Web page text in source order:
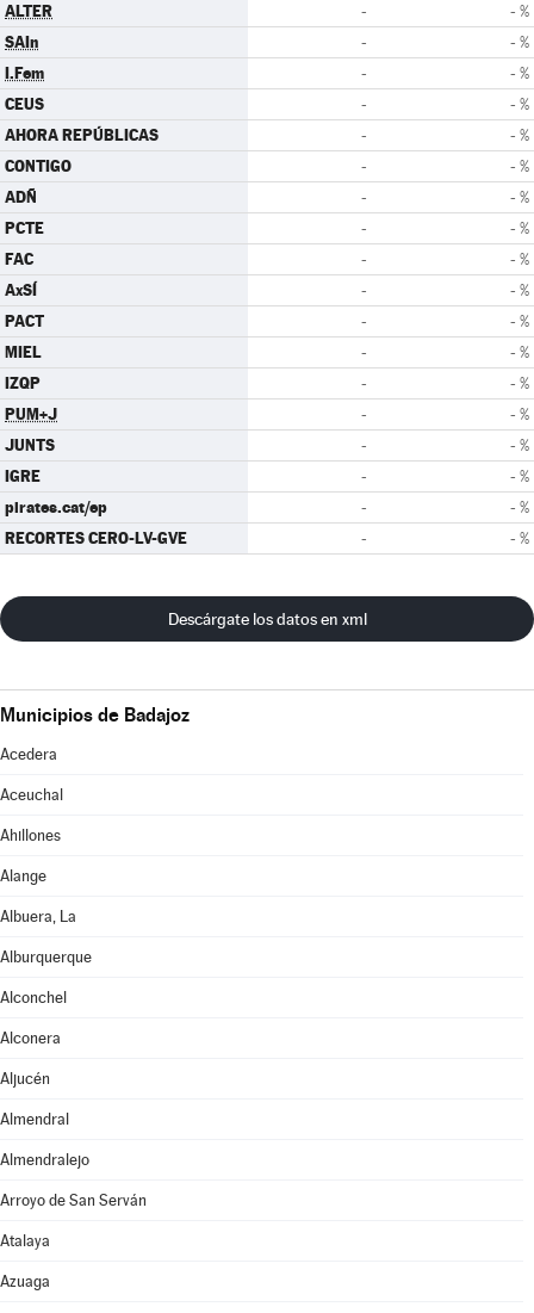
ALTER - - %
SAIn - - %
I.Fem - - %
CEUS - - %
AHORA REPÚBLICAS - - %
CONTIGO - - %
ADÑ - - %
PCTE - - %
FAC - - %
AxSÍ - - %
PACT - - %
MIEL - - %
IZQP - - %
PUM+J - - %
JUNTS - - %
IGRE - - %
pirates.cat/ep - - %
RECORTES CERO-LV-GVE - - %
Descárgate los datos en xml
Municipios de Badajoz
Acedera
Aceuchal
Ahillones
Alange
Albuera, La
Alburquerque
Alconchel
Alconera
Aljucén
Almendral
Almendralejo
Arroyo de San Serván
Atalaya
Azuaga